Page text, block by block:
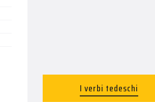
I verbi tedeschi